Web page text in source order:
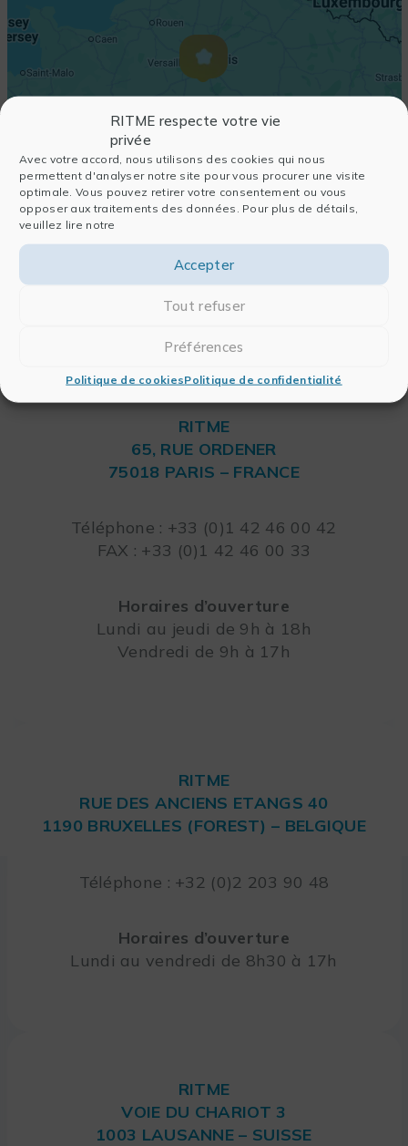
RITME respecte votre vie
privée
Avec votre accord, nous utilisons des cookies qui nous
permettent d'analyser notre site pour vous procurer une visite
optimale. Vous pouvez retirer votre consentement ou vous
opposer aux traitements des données. Pour plus de détails,
veuillez lire notre
Accepter
Tout refuser
Préférences
Politique de cookiesPolitique de confidentialité
RITME
65, RUE ORDENER
75018 PARIS – FRANCE
Téléphone : +33 (0)1 42 46 00 42
FAX : +33 (0)1 42 46 00 33
Horaires d’ouverture
Lundi au jeudi de 9h à 18h
Vendredi de 9h à 17h
RITME
RUE DES ANCIENS ETANGS 40
1190 BRUXELLES (FOREST) – BELGIQUE
Téléphone : +32 (0)2 203 90 48
Horaires d’ouverture
Lundi au vendredi de 8h30 à 17h
RITME
VOIE DU CHARIOT 3
1003 LAUSANNE – SUISSE